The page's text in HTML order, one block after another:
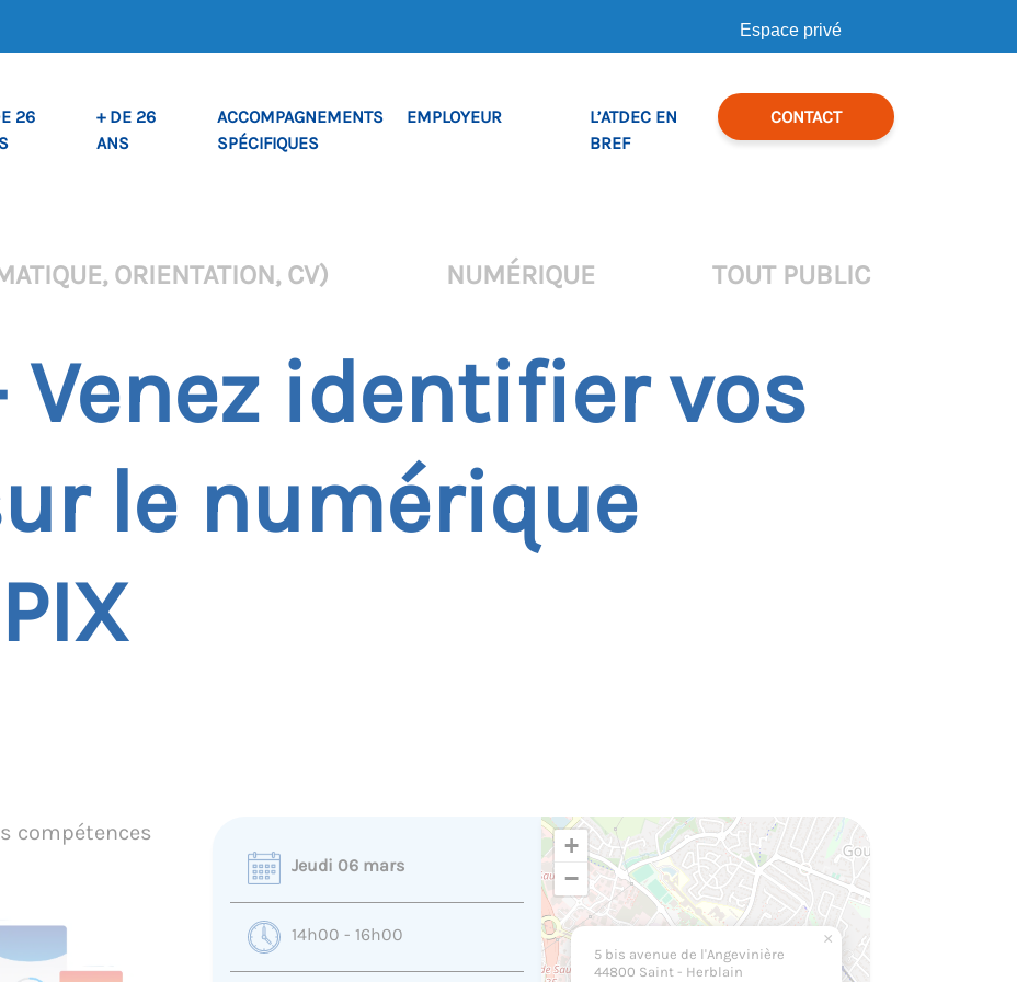
Espace privé
26
+ DE 26
ANS
ACCOMPAGNEMENTS
SPÉCIFIQUES
EMPLOYEUR
L’ATDEC EN
BREF
CONTACT
ORIENTATION, CV) NUMÉRIQUE TOUT PUBLIC
Venez identifier vos
le numérique
compétences
Jeudi 06 mars
14h00 - 16h00
5 bis avenue de l'Angevinière
44800 Saint - Herblain
×
+
−